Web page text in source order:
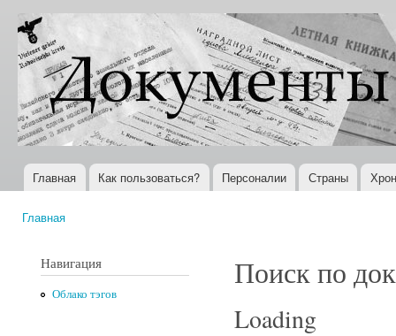
Документы
XX века
Всемирная
история в
Интернете
Главное меню
Главная Как пользоваться? Персоналии Страны
Главная
Навигация
Облако тэгов
Поиск по
Loading